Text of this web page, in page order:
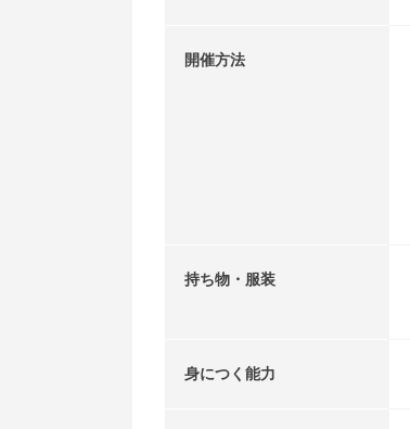
開催方法
持ち物・服装
身につく能力